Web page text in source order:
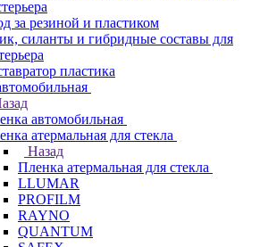
за резиной и пластиком
силанты и гибридные составы для
пластика
автомобильная
атермальная для стекла
Назад
Пленка атермальная для стекла
LLUMAR
PROFILM
RAYNO
QUANTUM